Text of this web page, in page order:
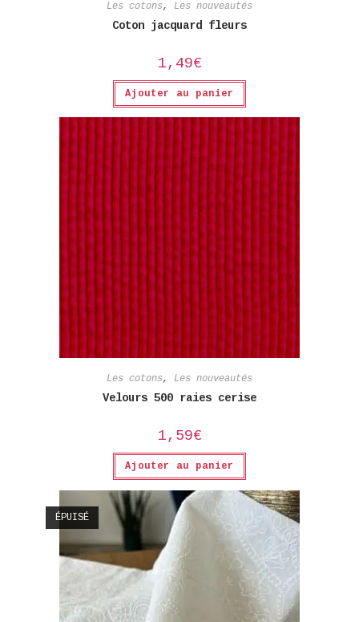
Les cotons, Les nouveautés
Coton jacquard fleurs
1,49€
Ajouter au panier
Les cotons, Les nouveautés
Velours 500 raies cerise
1,59€
Ajouter au panier
ÉPUISÉ